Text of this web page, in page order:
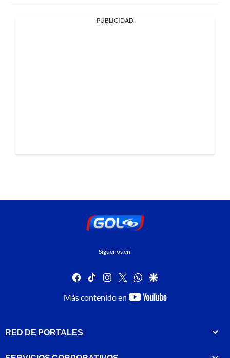
PUBLICIDAD
Síguenos en:
facebook
tiktok instagram
twitterwhatsapp
google
Más contenido en
youtube-
RED DE PORTALES